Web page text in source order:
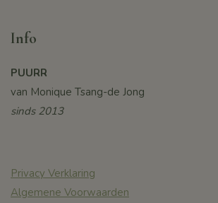
Info
PUURR
van Monique Tsang-de Jong
sinds 2013
Privacy Verklaring
Algemene Voorwaarden